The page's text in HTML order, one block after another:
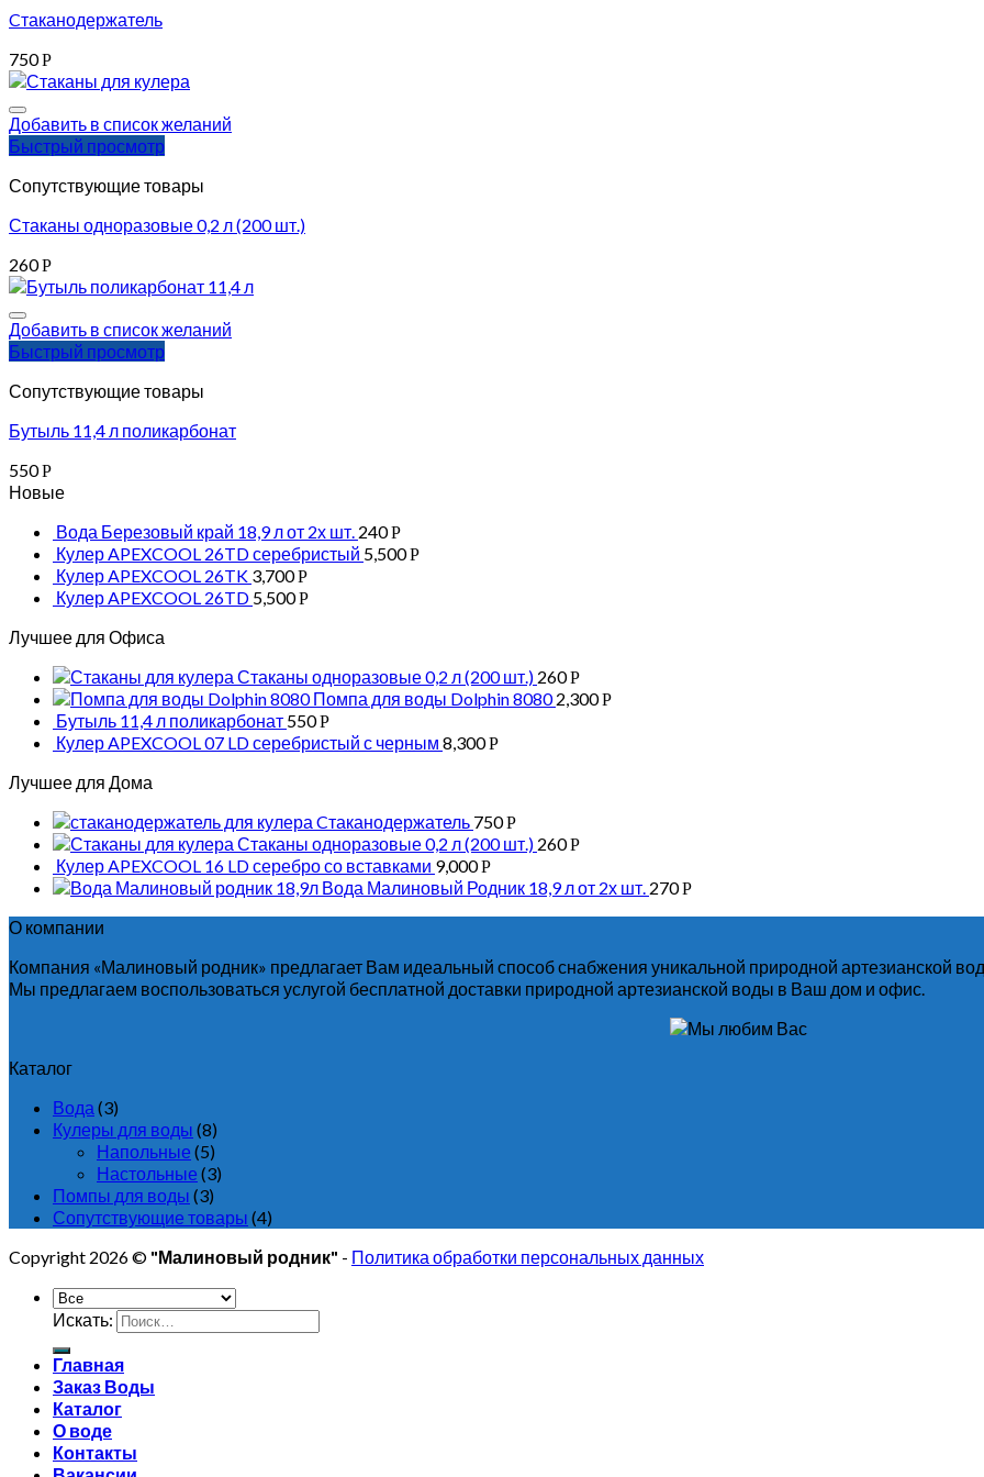
Cтаканодержатель
750Р
Добавить в список желаний
Быстрый просмотр
Сопутствующие товары
Стаканы одноразовые 0,2 л (200 шт.)
260Р
Добавить в список желаний
Быстрый просмотр
Сопутствующие товары
Бутыль 11,4 л поликарбонат
550Р
Новые
Вода Березовый край 18,9 л от 2х шт. 240Р
Кулер APEXCOOL 26TD серебристый 5,500Р
Кулер APEXCOOL 26TK 3,700Р
Кулер APEXCOOL 26TD 5,500Р
Лучшее для Офиса
Стаканы одноразовые 0,2 л (200 шт.) 260Р
Помпа для воды Dolphin 8080 2,300Р
Бутыль 11,4 л поликарбонат 550Р
Кулер APEXCOOL 07 LD серебристый с черным 8,300Р
Лучшее для Дома
Cтаканодержатель 750Р
Стаканы одноразовые 0,2 л (200 шт.) 260Р
Кулер APEXCOOL 16 LD серебро со вставками 9,000Р
Вода Малиновый Родник 18,9 л от 2х шт. 270Р
О компании
Компания «Малиновый родник» предлагает Вам идеальный способ снабжения уникальной природной артезианской
Мы предлагаем воспользоваться услугой бесплатной доставки природной артезианской воды в Ваш дом и офис.
Каталог
Вода (3)
Кулеры для воды (8)
Напольные (5)
Настольные (3)
Помпы для воды (3)
Сопутствующие товары (4)
Copyright 2026 © "Малиновый родник" - Политика обработки персональных данных
Искать:
Главная
Заказ Воды
Каталог
О воде
Контакты